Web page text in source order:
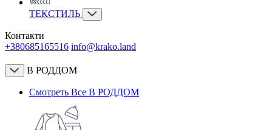
ТЕКСТИЛЬ
Контакти
+380685165516 info@krako.land
В РОДДОМ
Смотреть Все В РОДДОМ